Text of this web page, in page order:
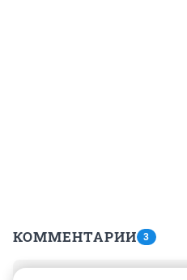
КОММЕНТАРИИ 3